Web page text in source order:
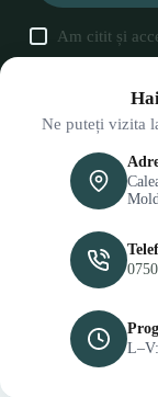
Am citit și
Ne puteți vizita